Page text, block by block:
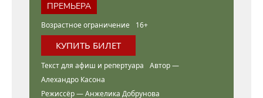
ПРЕМЬЕРА
Возрастное ограничение 16+
КУПИТЬ БИЛЕТ
Текст для афиш и репертуара
Автор —
Алехандро Касона
Режиссёр — Анжелика Добрунова